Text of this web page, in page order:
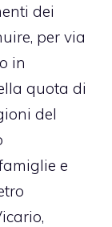
dei
per via
in
quota di
del
e